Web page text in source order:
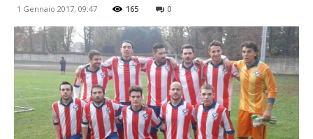
1 Gennaio 2017, 09:47 165 0